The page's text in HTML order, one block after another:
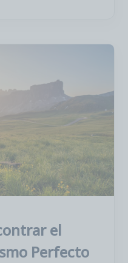
el
Perfecto